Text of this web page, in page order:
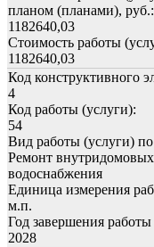
планом (планами), руб.:
1182640,03
Стоимость работы
1182640,03
Код конструктивного
4
Код работы (услуги):
54
Вид работы (услуги)
Ремонт
водоснабжения
Единица измерения
м.п.
Год завершения работы
2028